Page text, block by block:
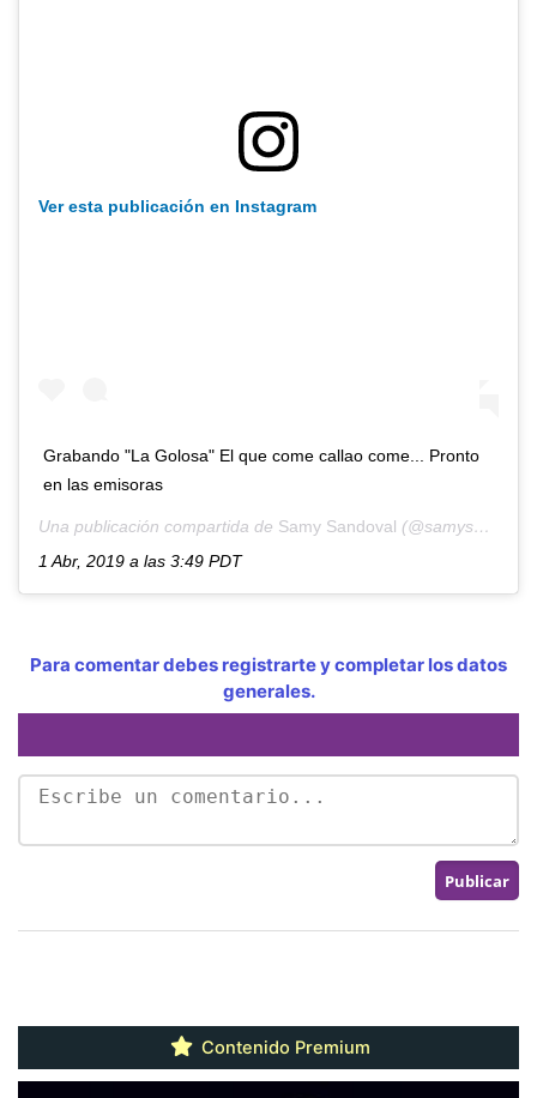
Ver esta publicación en Instagram
Grabando "La Golosa" El que come callao come... Pronto
en las emisoras
Una publicación compartida de Samy Sandoval (@samysandovals) el
1 Abr, 2019 a las 3:49 PDT
Para comentar debes registrarte y completar los datos
generales.
Contenido Premium